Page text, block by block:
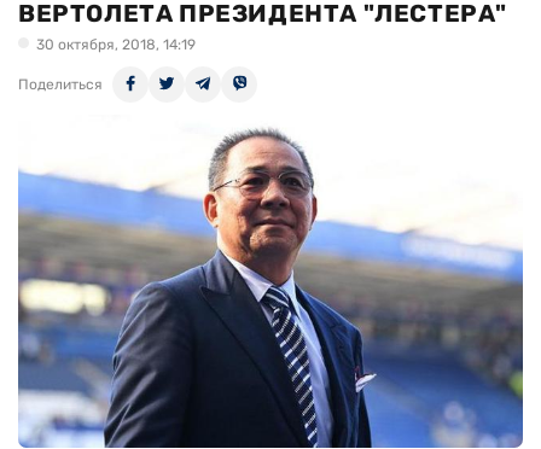
ВЕРТОЛЕТА ПРЕЗИДЕНТА "ЛЕСТЕРА"
30 октября, 2018, 14:19
Поделиться